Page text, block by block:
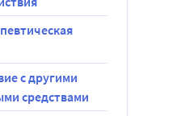
с другими
средствами